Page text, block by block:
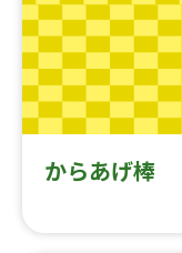
からあげ棒